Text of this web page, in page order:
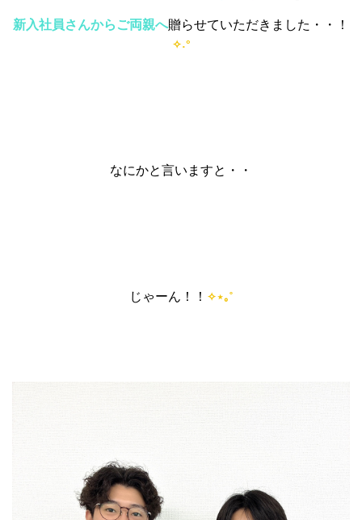
新入社員さんからご両親へ贈らせていただきました・・！
✧˖°
なにかと言いますと・・
じゃーん！！ ✧⋆｡˚